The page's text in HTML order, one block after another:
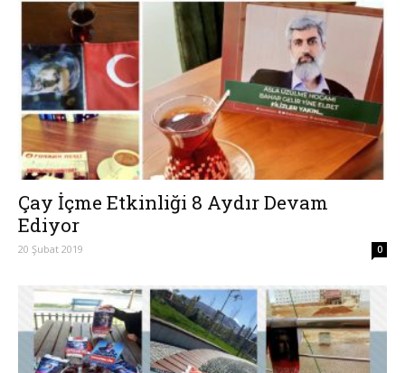
Çay İçme Etkinliği 8 Aydır Devam
Ediyor
20 Şubat 2019 0